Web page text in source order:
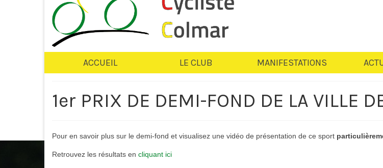
ACCUEIL LE CLUB MANIFESTATIONS
1er PRIX DE DEMI-FOND DE LA VILLE
Pour en savoir plus sur le demi-fond et visualisez une vidéo de présentation de ce sport
Retrouvez les résultats en cliquant ici